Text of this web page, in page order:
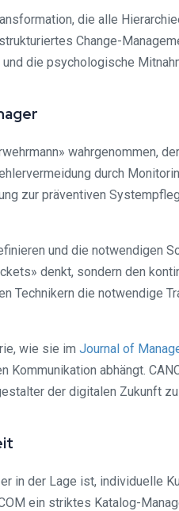
die alle
Change-
die psychologische
wahrgenommen,
durch
zur präventiven
und die notwendigen
denkt, sondern den
Technikern die notwendige
wie sie im Journal of
abhängt.
der digitalen Zukunft
in der Lage ist, individuelle
ein striktes Katalog-